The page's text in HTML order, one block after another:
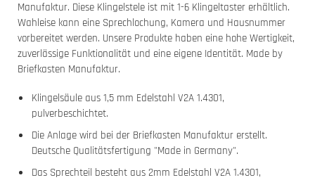
Manufaktur. Diese Klingelstele ist mit 1-6 Klingeltaster erhältlich.
Wahleise kann eine Sprechlochung, Kamera und Hausnummer
vorbereitet werden. Unsere Produkte haben eine hohe Wertigkeit,
zuverlässige Funktionalität und eine eigene Identität. Made by
Briefkasten Manufaktur.
Klingelsäule aus 1,5 mm Edelstahl V2A 1.4301,
pulverbeschichtet.
Die Anlage wird bei der Briefkasten Manufaktur erstellt.
Deutsche Qualitätsfertigung "Made in Germany".
Das Sprechteil besteht aus 2mm Edelstahl V2A 1.4301,